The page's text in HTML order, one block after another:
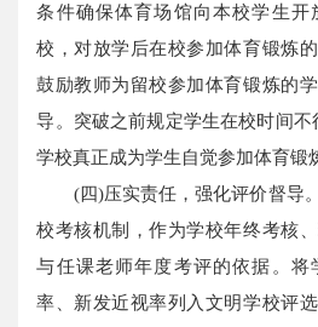
条件确保体育场馆向本校学生开
校，对放学后在校参加体育锻炼
鼓励教师为留校参加体育锻炼的
导。突破之前规定学生在校时间
学校真正成为学生自觉参加体育锻
(四)压实责任，强化评价督导
校考核机制，作为学校年终考核
与任课老师年度考评的依据。将
率、新发近视率列入文明学校评